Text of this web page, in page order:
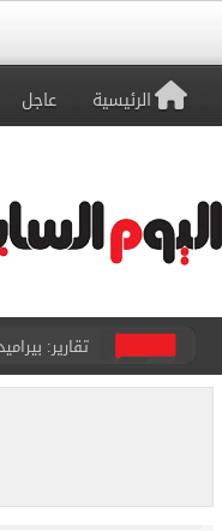
الرئيسية عاجل
تقارير: بيراميدز يعرض 5 ملايين دولار
هل يتغير
طرابزون
الأهلي